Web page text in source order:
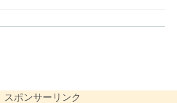
スポンサーリンク